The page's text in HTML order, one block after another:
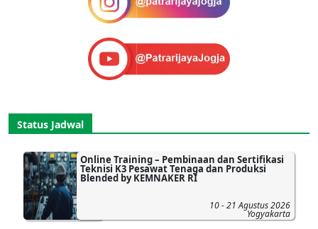
Status Jadwal
Online Training – Pembinaan dan Sertifikasi
Teknisi K3 Pesawat Tenaga dan Produksi
Blended by KEMNAKER RI
10 - 21 Agustus 2026
Yogyakarta